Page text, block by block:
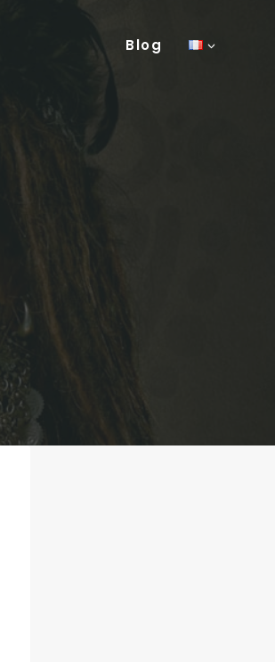
Blog